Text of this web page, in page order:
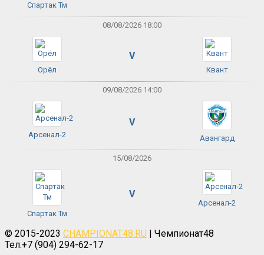
Спартак Тм
08/08/2026 18:00
Орёл
V
Квант
09/08/2026 14:00
Арсенал-2
V
Авангард
15/08/2026
Спартак Тм
V
Арсенал-2
© 2015-2023 CHAMPIONAT48.RU | Чемпионат48
Тел.+7 (904) 294-62-17